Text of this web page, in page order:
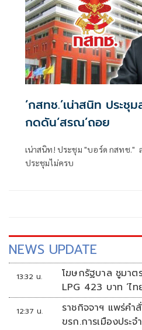
‘กสทช.’เน่าสนิท ประชุมล่มรอบ3
กดดัน‘สรณ’ถอย
เน่าสนิท! ประชุม "บอร์ด กสทช."
ประชุมไม่ครบ
NEWS UPDATE
13:32 น.
โฆษกรัฐบาล ชูมา
LPG 423 บาท ‘ไ
หมุนแสนล้าน
12:37 น.
ราชกิจจาฯ แพร่ค
ขรก.การเมืองประ